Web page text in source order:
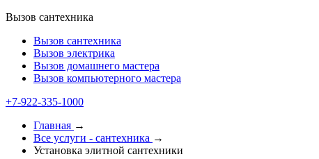
Вызов сантехника
Вызов сантехника
Вызов электрика
Вызов домашнего мастера
Вызов компьютерного мастера
+7-922-335-1000
Главная →
Все услуги - cантехника →
Установка элитной сантехники